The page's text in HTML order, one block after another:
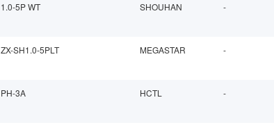
1.0-5P WT SHOUHAN -
ZX-SH1.0-5PLT MEGASTAR -
PH-3A HCTL -